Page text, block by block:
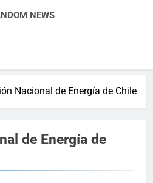
NEWS
Nacional de Energía de Chile
de Energía de